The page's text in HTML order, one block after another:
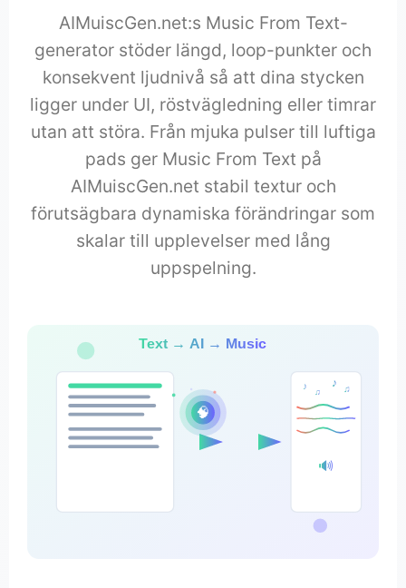
AIMuiscGen.net:s Music From Text-
generator stöder längd, loop-punkter och
konsekvent ljudnivå så att dina stycken
ligger under UI, röstvägledning eller timrar
utan att störa. Från mjuka pulser till luftiga
pads ger Music From Text på
AIMuiscGen.net stabil textur och
förutsägbara dynamiska förändringar som
skalar till upplevelser med lång
uppspelning.
🧠
♪
♫
♪
♫
🔊
Text → AI → Music